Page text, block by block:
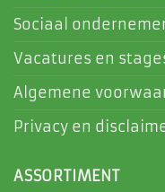
Sociaal
Vacatures en
Algemene
Privacy en
ASSORTIMENT